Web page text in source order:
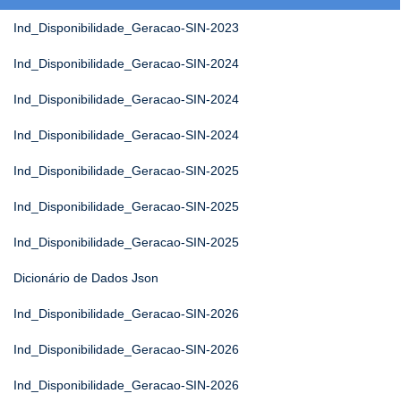
Ind_Disponibilidade_Geracao-SIN-2023
Ind_Disponibilidade_Geracao-SIN-2024
Ind_Disponibilidade_Geracao-SIN-2024
Ind_Disponibilidade_Geracao-SIN-2024
Ind_Disponibilidade_Geracao-SIN-2025
Ind_Disponibilidade_Geracao-SIN-2025
Ind_Disponibilidade_Geracao-SIN-2025
Dicionário de Dados Json
Ind_Disponibilidade_Geracao-SIN-2026
Ind_Disponibilidade_Geracao-SIN-2026
Ind_Disponibilidade_Geracao-SIN-2026